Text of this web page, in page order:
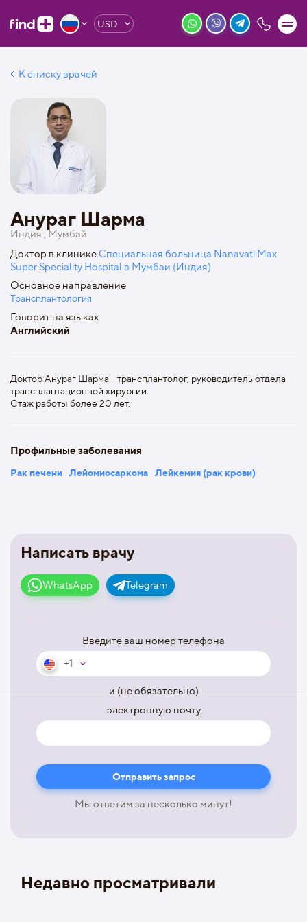
USD
К списку врачей
Написать врачу
WhatsApp Telegram
Введите ваш номер телефона
+1
и (не обязательно)
электронную почту
Мы ответим за несколько минут!
Анураг Шарма
Индия , Мумбай
Доктор в клинике Специальная больница Nanavati Max
Super Speciality Hospital в Мумбаи (Индия)
Основное направление
Трансплантология
Говорит на языках
Английский
Доктор Анураг Шарма - трансплантолог, руководитель отдела
трансплантационной хирургии.
Стаж работы более 20 лет.
Профильные заболевания
Рак печени Лейомиосаркома Лейкемия (рак крови)
Недавно просматривали